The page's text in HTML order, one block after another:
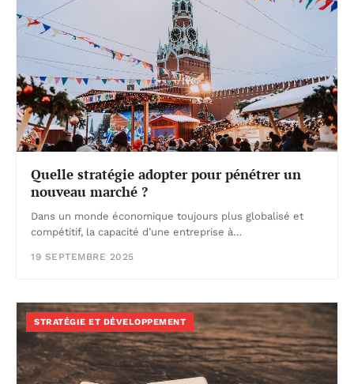
Quelle stratégie adopter pour pénétrer un
nouveau marché ?
Dans un monde économique toujours plus globalisé et
compétitif, la capacité d’une entreprise à…
19 SEPTEMBRE 2025
STRATÉGIE ET DÉVELOPPEMENT